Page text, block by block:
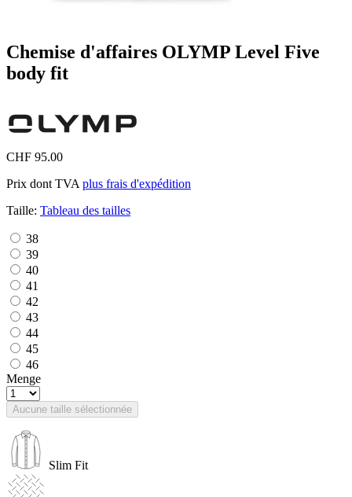
Chemise d'affaires OLYMP Level Five
body fit
CHF 95.00
Prix dont TVA plus frais d'expédition
Taille: Tableau des tailles
38
39
40
41
42
43
44
45
46
Menge
Aucune taille sélectionnée
Slim Fit